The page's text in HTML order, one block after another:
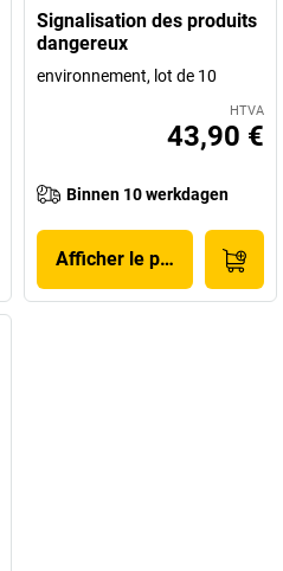
Signalisation des produits
dangereux
environnement, lot de 10
HTVA
43,90 €
Binnen 10 werkdagen
Afficher le produit